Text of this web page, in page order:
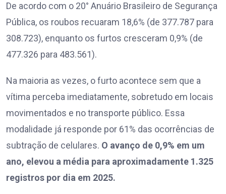
De acordo com o 20° Anuário Brasileiro de Segurança
Pública, os roubos recuaram 18,6% (de 377.787 para
308.723), enquanto os furtos cresceram 0,9% (de
477.326 para 483.561).
Na maioria as vezes, o furto acontece sem que a
vítima perceba imediatamente, sobretudo em locais
movimentados e no transporte público. Essa
modalidade já responde por 61% das ocorrências de
subtração de celulares. O avanço de 0,9% em um
ano, elevou a média para aproximadamente 1.325
registros por dia em 2025.